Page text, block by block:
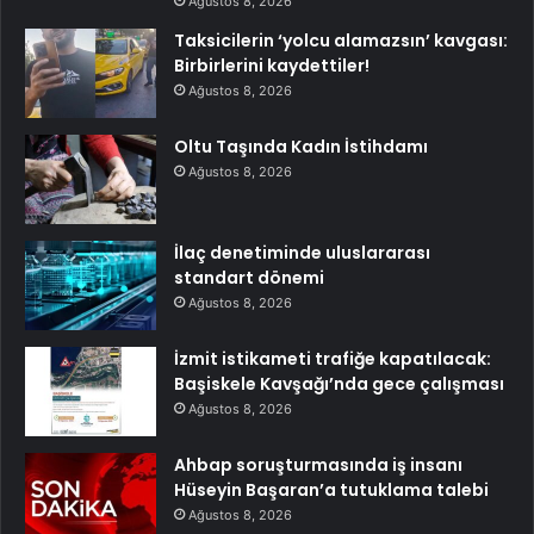
Taksicilerin ‘yolcu alamazsın’ kavgası:
Birbirlerini kaydettiler!
Ağustos 8, 2026
Oltu Taşında Kadın İstihdamı
Ağustos 8, 2026
İlaç denetiminde uluslararası
standart dönemi
Ağustos 8, 2026
İzmit istikameti trafiğe kapatılacak:
Başiskele Kavşağı’nda gece çalışması
Ağustos 8, 2026
Ahbap soruşturmasında iş insanı
Hüseyin Başaran’a tutuklama talebi
Ağustos 8, 2026